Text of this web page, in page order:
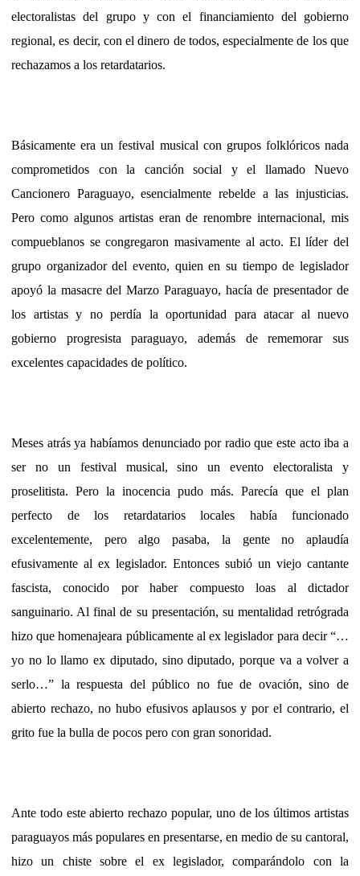
electoralistas del grupo y con el financiamiento del gobierno
regional, es decir, con el dinero de todos, especialmente de los que
rechazamos a los retardatarios.
Básicamente era un festival musical con grupos folklóricos nada
comprometidos con la canción social y el llamado Nuevo
Cancionero Paraguayo, esencialmente rebelde a las injusticias.
Pero como algunos artistas eran de renombre internacional, mis
compueblanos se congregaron masivamente al acto. El líder del
grupo organizador del evento, quien en su tiempo de legislador
apoyó la masacre del Marzo Paraguayo, hacía de presentador de
los artistas y no perdía la oportunidad para atacar al nuevo
gobierno progresista paraguayo, además de rememorar sus
excelentes capacidades de político.
Meses atrás ya habíamos denunciado por radio que este acto iba a
ser no un festival musical, sino un evento electoralista y
proselitista. Pero la inocencia pudo más. Parecía que el plan
perfecto de los retardatarios locales había funcionado
excelentemente, pero algo pasaba, la gente no aplaudía
efusivamente al ex legislador. Entonces subió un viejo cantante
fascista, conocido por haber compuesto loas al dictador
sanguinario. Al final de su presentación, su mentalidad retrógrada
hizo que homenajeara públicamente al ex legislador para decir “…
yo no lo llamo ex diputado, sino diputado, porque va a volver a
serlo…” la respuesta del público no fue de ovación, sino de
abierto rechazo, no hubo efusivos aplausos y por el contrario, el
grito fue la bulla de pocos pero con gran sonoridad.
Ante todo este abierto rechazo popular, uno de los últimos artistas
paraguayos más populares en presentarse, en medio de su cantoral,
hizo un chiste sobre el ex legislador, comparándolo con la